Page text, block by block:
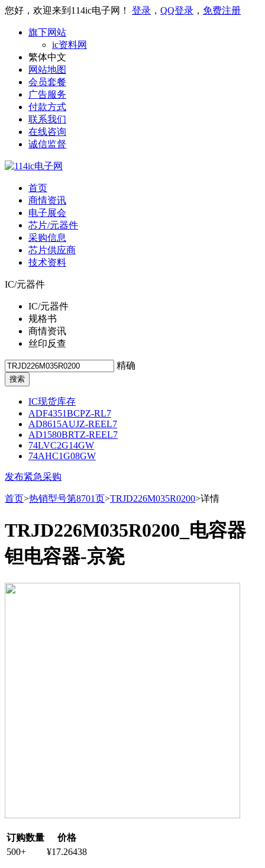
您好，欢迎来到114ic电子网！ 登录 ， QQ登录 ， 免费注册
旗下网站
ic资料网
繁体中文
网站地图
会员套餐
广告服务
付款方式
联系我们
在线咨询
诚信监督
首页
商情资讯
电子展会
芯片/元器件
采购信息
芯片供应商
技术资料
IC/元器件
IC/元器件
规格书
商情资讯
丝印反查
精确
IC现货库存
ADF4351BCPZ-RL7
AD8615AUJZ-REEL7
AD1580BRTZ-REEL7
74LVC2G14GW
74AHC1G08GW
发布紧急采购
首页>热销型号第8701页>TRJD226M035R0200>详情
TRJD226M035R0200_电容器
钽电容器-京瓷
订购数量
价格
500+
¥17.26438